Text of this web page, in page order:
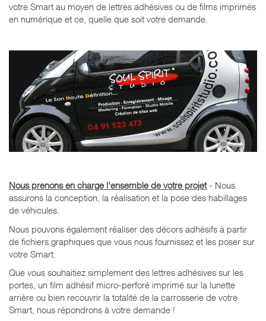
votre Smart au moyen de lettres adhésives ou de films imprimés
en numérique et ce, quelle que soit votre demande.
Nous prenons en charge l'ensemble de votre projet- Nous
assurons la conception, la réalisation et la pose des habillages
de véhicules.
Nous pouvons également réaliser des décors adhésifs à partir
de fichiers graphiques que vous nous fournissez et les poser sur
votre Smart.
Que vous souhaitiez simplement des lettres adhésives sur les
portes, un film adhésif micro-perforé imprimé sur la lunette
arrière ou bien recouvrir la totalité de la carrosserie de votre
Smart, nous répondrons à votre demande !